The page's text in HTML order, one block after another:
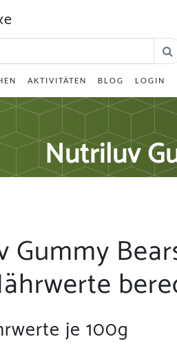
AKTIVITÄTEN BLOG LOGIN
Nutriluv
Gummy
je 100g